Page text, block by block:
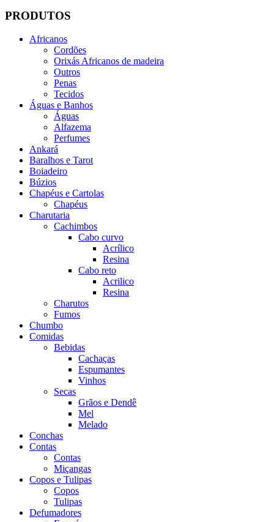
PRODUTOS
Africanos
Cordões
Orixás Africanos de madeira
Outros
Penas
Tecidos
Águas e Banhos
Águas
Alfazema
Perfumes
Ankará
Baralhos e Tarot
Boiadeiro
Búzios
Chapéus e Cartolas
Chapéus
Charutaria
Cachimbos
Cabo curvo
Acrílico
Resina
Cabo reto
Acrilico
Resina
Charutos
Fumos
Chumbo
Comidas
Bebidas
Cachaças
Espumantes
Vinhos
Secas
Grãos e Dendê
Mel
Melado
Conchas
Contas
Contas
Miçangas
Copos e Tulipas
Copos
Tulipas
Defumadores